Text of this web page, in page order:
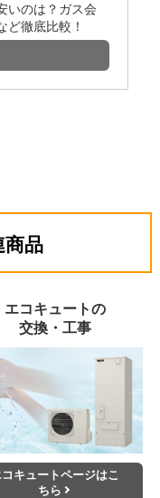
る
いのは？ガス会
ど徹底比較！
商品
エコキュートの
交換・工事
コキュートページはこ
ちら